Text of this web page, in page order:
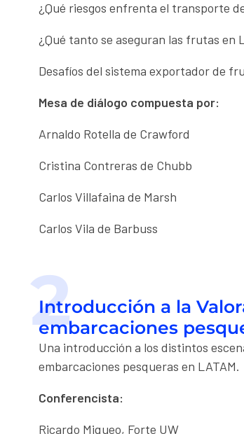
¿Qué riesgos enfrenta el transporte
¿Qué tanto se aseguran las frutas en
Desafíos del sistema exportador de
Mesa de diálogo compuesta por:
Arnaldo Rotella de Crawford
Cristina Contreras de Chubb
Carlos Villafaina de Marsh
Carlos Vila de Barbuss
2
Introducción a la
embarcaciones
Una introducción a los distintos
embarcaciones pesqueras en LATAM.
Conferencista:
Ricardo Miqueo, Forte UW